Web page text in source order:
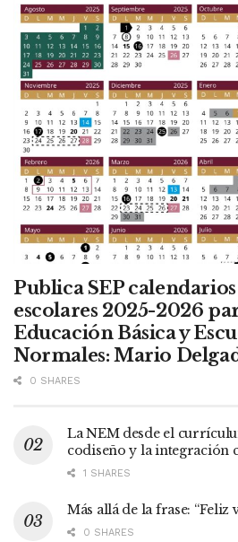
Publica SEP calendarios
escolares 2025-2026
Educación Básica y
Normales: Mario
0 SHARES
La NEM desde el
codiseño y la integración
1 SHARES
Más allá de la frase: “Feliz
0 SHARES